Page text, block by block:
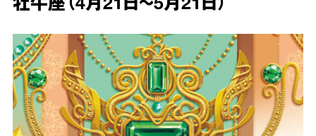
牡牛座（4月21日～5月21日）